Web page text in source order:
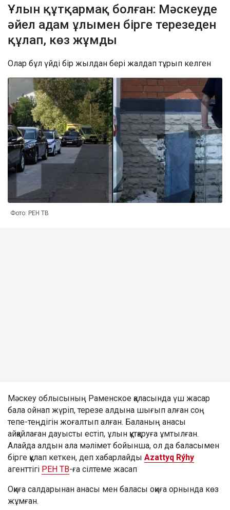
Ұлын құтқармақ болған: Мәскеуде
әйел адам ұлымен бірге терезеден
құлап, көз жұмды
Олар бұл үйді бір жылдан бері жалдап тұрып келген
Фото: РЕН ТВ
Мәскеу облысының Раменское қаласында үш жасар
бала ойнап жүріп, терезе алдына шығып алған соң
тепе-теңдігін жоғалтып алған. Баланың анасы
айқайлаған дауысты естіп, ұлын құтқаруға ұмтылған.
Алайда алдын ала мәлімет бойынша, ол да баласымен
бірге құлап кеткен, деп хабарлайды Azattyq Rýhy
агенттігі РЕН ТВ-ға сілтеме жасап
Оқиға салдарынан анасы мен баласы оқиға орнында көз
жұмған.